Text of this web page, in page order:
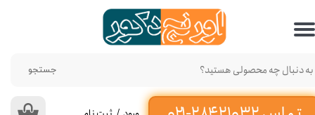
جستجو
حساب کاربری من
تغییر گذر واژه
سفارشات